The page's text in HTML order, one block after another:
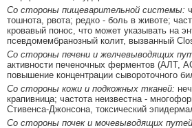
Со стороны пищеварительной системы:
тошнота, рвота; редко - боль в животе;
кровавый понос, что может указывать на
псевдомембранозный колит, вызванный
Со стороны печени и желчевыводящих
активности печеночных ферментов (АЛТ,
повышение концентрации сывороточного
Со стороны кожи и подкожных тканей:
крапивница; частота неизвестна -
Стивенса-Джонсона, токсический
Со стороны почек и мочевыводящих